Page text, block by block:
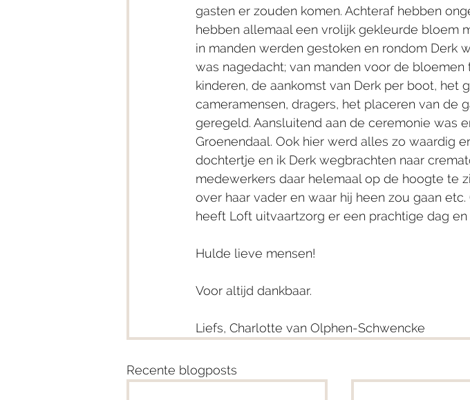
gasten er zouden komen. Achteraf hebben
hebben allemaal een vrolijk gekleurde bloem
in manden werden gestoken en rondom Derk
was nagedacht; van manden voor de
kinderen, de aankomst van Derk per boot, het
cameramensen, dragers, het placeren van de
geregeld. Aansluitend aan de ceremonie was
Groenendaal. Ook hier werd alles zo waardig
dochtertje en ik Derk wegbrachten naar
medewerkers daar helemaal op de hoogte te
over haar vader en waar hij heen zou gaan
heeft Loft uitvaartzorg er een prachtige dag
Hulde lieve mensen!
Voor altijd dankbaar.
Liefs, Charlotte van Olphen-Schwencke
Recente blogposts